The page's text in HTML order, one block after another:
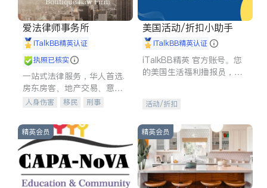
爱法律师事务所
iTalkBB精英认证
执照已核实
一站式法律服务，华人首选.
房东房客、地产交易、意外
伤害、车祸重伤、商业诉
建筑合同、刑事案件全包办
人身伤害 移民
刑事
信托/遗嘱
商业
索赔
律师-其它 保释
美国活动/折扣小助手
iTalkBB精英认证
iTalkBB精英 官方账号。您
的美国生活福利播报员，精
专属福利。
活动/折扣
精英会员 精英会员